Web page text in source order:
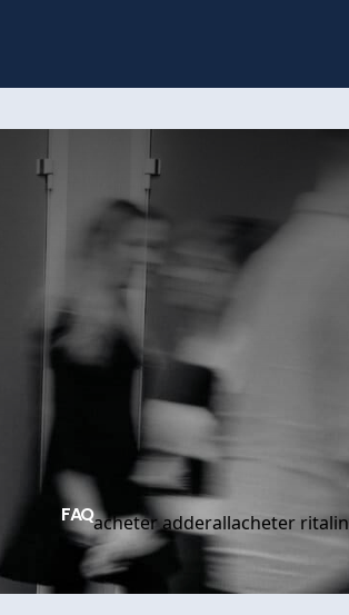
FAQacheter adderallacheter ritalin